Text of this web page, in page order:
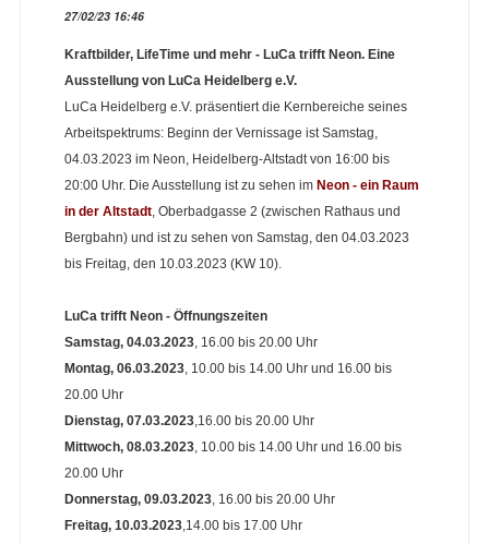
27/02/23 16:46
Kraftbilder, LifeTime und mehr - LuCa trifft Neon. Eine
Ausstellung von LuCa Heidelberg e.V.
LuCa Heidelberg e.V. präsentiert die Kernbereiche seines
Arbeitspektrums: Beginn der Vernissage ist Samstag,
04.03.2023 im Neon, Heidelberg-Altstadt von 16:00 bis
20:00 Uhr. Die Ausstellung ist zu sehen im Neon - ein Raum
in der Altstadt, Oberbadgasse 2 (zwischen Rathaus und
Bergbahn) und ist zu sehen von Samstag, den 04.03.2023
bis Freitag, den 10.03.2023 (KW 10).
LuCa trifft Neon - Öffnungszeiten
Samstag, 04.03.2023, 16.00 bis 20.00 Uhr
Montag, 06.03.2023, 10.00 bis 14.00 Uhr und 16.00 bis
20.00 Uhr
Dienstag, 07.03.2023,16.00 bis 20.00 Uhr
Mittwoch, 08.03.2023, 10.00 bis 14.00 Uhr und 16.00 bis
20.00 Uhr
Donnerstag, 09.03.2023, 16.00 bis 20.00 Uhr
Freitag, 10.03.2023,14.00 bis 17.00 Uhr